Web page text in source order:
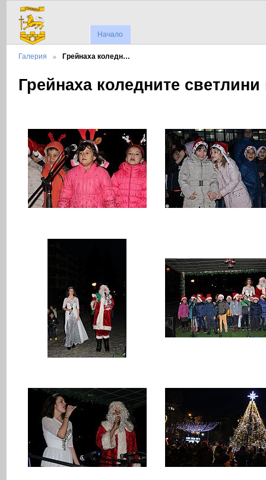
Начало
Галерия Грейнаха коледн…
Грейнаха коледните